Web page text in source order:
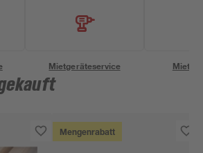
Mietgeräteservice
Mengenrabatt